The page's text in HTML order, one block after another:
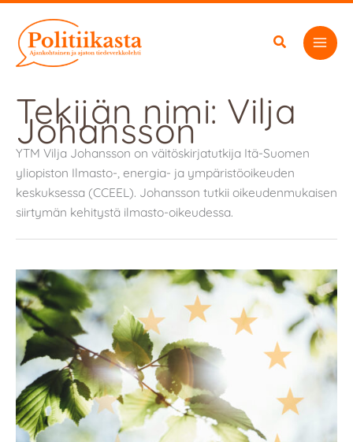
sisältöön
Tekijän nimi: Vilja
Johansson
YTM Vilja Johansson on väitöskirjatutkija Itä-Suomen
yliopiston Ilmasto-, energia- ja ympäristöoikeuden
keskuksessa (CCEEL). Johansson tutkii oikeudenmukaisen
siirtymän kehitystä ilmasto-oikeudessa.